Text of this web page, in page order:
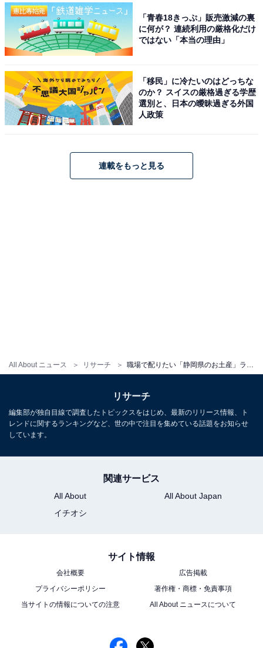
All About ニュース リサーチ
こちらもおすすめ
職場で配りたい「愛知県のお土産」ランキン
グ！ 2位「スターしるこサンド」を抑えた1位
は？ 【2025年調査】
「青春18きっぷ」販売激減の裏
に何が？ 連続利用の厳格化だけ
ではない「本当の理由」
「移民」に冷たいのはどっちな
のか？ スイスの厳格過ぎる学歴
選別と、日本の曖昧過ぎる外国
人政策
連載をもっと見る
リサーチ
編集部が独自目線で調査したトピックスをはじめ、最新のリリース情報、ト
レンドに関するランキングなど、世の中で注目を集めている話題をお知らせ
しています。
関連サービス
All About
All About Japan
イチオシ
サイト情報
会社概要
広告掲載
プライバシーポリシー
著作権・商標・免責事項
当サイトの情報についての注意
All About ニュースについて